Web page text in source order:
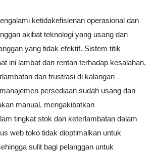
ketidakefisienan operasional dan
akibat teknologi yang usang dan
yang tidak efektif. Sistem titik
ini lambat dan rentan terhadap kesalahan,
dan frustrasi di kalangan
persediaan sudah usang dan
manual, mengakibatkan
tingkat stok dan keterlambatan dalam
web toko tidak dioptimalkan untuk
sulit bagi pelanggan untuk